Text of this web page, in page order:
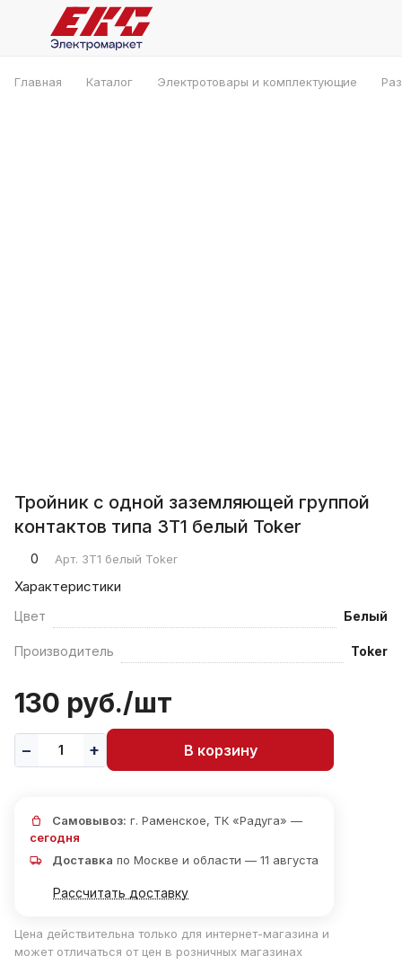
Главная Каталог Электротовары и комплектующие
Тройник с одной заземляющей группой
контактов типа 3Т1 белый Тоker
0 Арт. 3Т1 белый Тоker
Характеристики
Цвет Белый
Производитель Тоker
130 руб./шт
В корзину
Самовывоз: г. Раменское, ТК «Радуга» —
сегодня
Доставка по Москве и области — 11 августа
Рассчитать доставку
Цена действительна только для интернет-магазина и
может отличаться от цен в розничных магазинах